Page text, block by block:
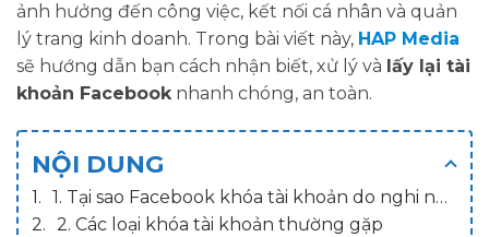
ảnh hưởng đến công việc, kết nối cá nhân và quản
lý trang kinh doanh. Trong bài viết này, HAP Media
sẽ hướng dẫn bạn cách nhận biết, xử lý và lấy lại tài
khoản Facebooknhanh chóng, an toàn.
NỘI DUNG
1. Tại sao Facebook khóa tài khoản do nghi ngờ bị hack?
2. Các loại khóa tài khoản thường gặp